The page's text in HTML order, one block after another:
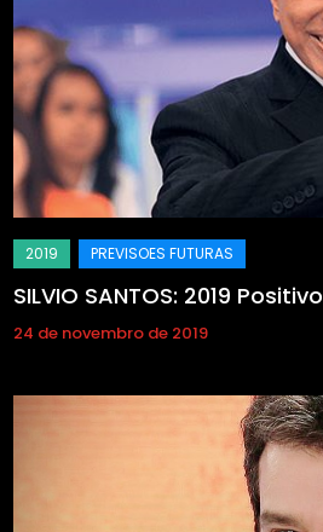
SILVIO SANTOS: 2019 Positivo
24 de novembro de 2019